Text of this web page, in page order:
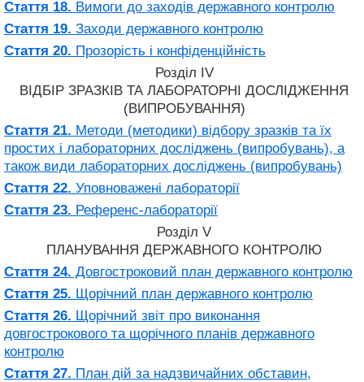
Стаття 18. Вимоги до заходів державного контролю
Стаття 19. Заходи державного контролю
Стаття 20. Прозорість і конфіденційність
Розділ IV
ВІДБІР ЗРАЗКІВ ТА ЛАБОРАТОРНІ ДОСЛІДЖЕННЯ
(ВИПРОБУВАННЯ)
Стаття 21. Методи (методики) відбору зразків та їх
простих і лабораторних досліджень (випробувань), а
також види лабораторних досліджень (випробувань)
Стаття 22. Уповноважені лабораторії
Стаття 23. Референс-лабораторії
Розділ V
ПЛАНУВАННЯ ДЕРЖАВНОГО КОНТРОЛЮ
Стаття 24. Довгостроковий план державного контролю
Стаття 25. Щорічний план державного контролю
Стаття 26. Щорічний звіт про виконання
довгострокового та щорічного планів державного
контролю
Стаття 27. План дій за надзвичайних обставин,